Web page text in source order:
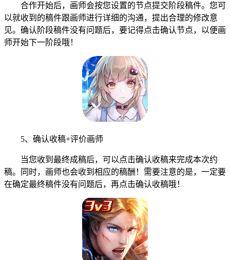
合作开始后，画师会按您设置的节点提交阶段稿件。您可
以就收到的稿件跟画师进行详细的沟通，提出合理的修改意
见。确认阶段稿件没有问题后，要记得点击确认节点，以便画
师开始下一阶段哦！
5、确认收稿+评价画师
当您收到最终成稿后，可以点击确认收稿来完成本次约
稿。同时，画师也会收到相应的稿酬！需要注意的是，一定要
在确定最终稿件没有问题后，再点击确认收稿哦！